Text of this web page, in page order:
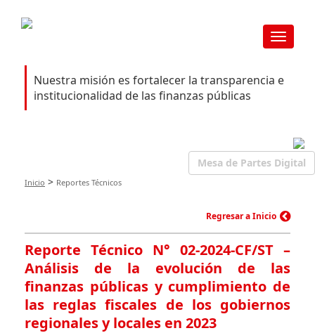
Toggle
Nuestra misión es fortalecer la transparencia e
institucionalidad de las finanzas públicas
Mesa de Partes Digital
Inicio > Reportes Técnicos
Regresar a Inicio
Reporte Técnico N° 02-2024-CF/ST –
Análisis de la evolución de las
finanzas públicas y cumplimiento de
las reglas fiscales de los gobiernos
regionales y locales en 2023